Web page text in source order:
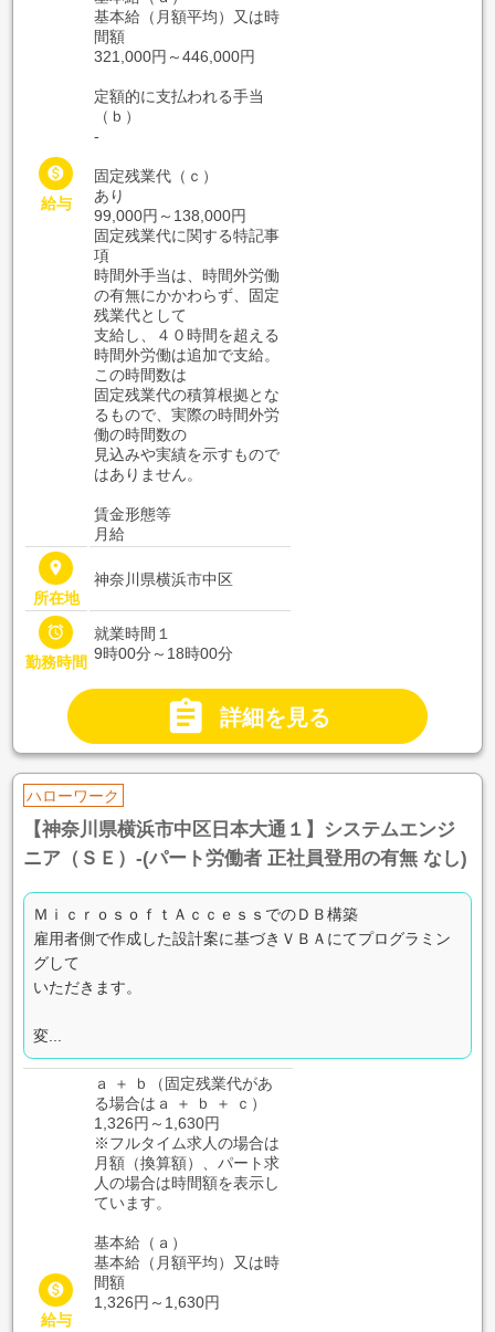

給与
基本給（月額平均）又は時
間額
321,000円～446,000円
定額的に支払われる手当
（ｂ）
-
固定残業代（ｃ）
あり
99,000円～138,000円
固定残業代に関する特記事
項
時間外手当は、時間外労働
の有無にかかわらず、固定
残業代として
支給し、４０時間を超える
時間外労働は追加で支給。
この時間数は
固定残業代の積算根拠とな
るもので、実際の時間外労
働の時間数の
見込みや実績を示すもので
はありません。
賃金形態等
月給
place
所在地
神奈川県横浜市中区

勤務時間
就業時間１
9時00分～18時00分
 詳細を見る
ハローワーク
【神奈川県横浜市中区日本大通１】システムエンジ
ニア（ＳＥ）-(パート労働者 正社員登用の有無 なし)
ＭｉｃｒｏｓｏｆｔＡｃｃｅｓｓでのＤＢ構築
雇用者側で作成した設計案に基づきＶＢＡにてプログラミン
グして
いただきます。
変...

給与
ａ ＋ ｂ（固定残業代があ
る場合はａ ＋ ｂ ＋ ｃ）
1,326円～1,630円
※フルタイム求人の場合は
月額（換算額）、パート求
人の場合は時間額を表示し
ています。
基本給（ａ）
基本給（月額平均）又は時
間額
1,326円～1,630円